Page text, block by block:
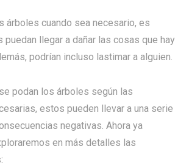
árboles cuando sea necesario, es
llegar a dañar las cosas que hay
podrían incluso lastimar a alguien.
podan los árboles según las
estos pueden llevar a una serie
negativas. Ahora ya
en más detalles las